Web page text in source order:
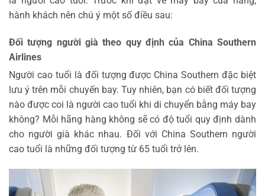
hành khách nên chú ý một số điều sau:
Đối tượng người già theo quy định của China Southern
Airlines
Người cao tuổi là đối tượng được China Southern đặc biệt
lưu ý trên mỗi chuyến bay. Tuy nhiên, bạn có biết đối tượng
nào được coi là người cao tuổi khi di chuyển bằng máy bay
không? Mỗi hãng hàng không sẽ có độ tuổi quy định dành
cho người già khác nhau. Đối với China Southern người
cao tuổi là những đối tượng từ 65 tuổi trở lên.